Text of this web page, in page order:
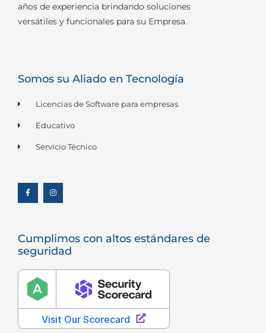
años de experiencia brindando soluciones
versátiles y funcionales para su Empresa.
Somos su Aliado en Tecnología
Licencias de Software para empresas
Educativo
Servicio Técnico
c
e
b
o
s
t
a
g
Cumplimos con altos estándares de
seguridad